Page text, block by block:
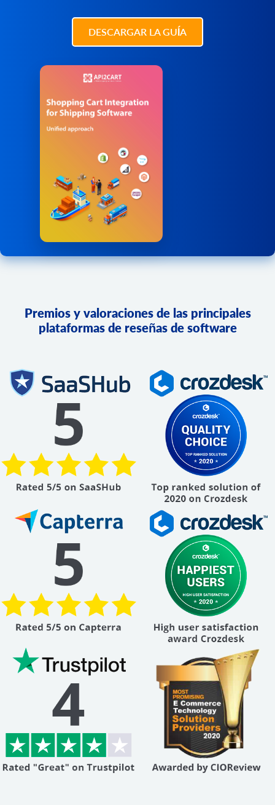
DESCARGAR LA GUÍA
Premios y valoraciones de las principales
plataformas de reseñas de software